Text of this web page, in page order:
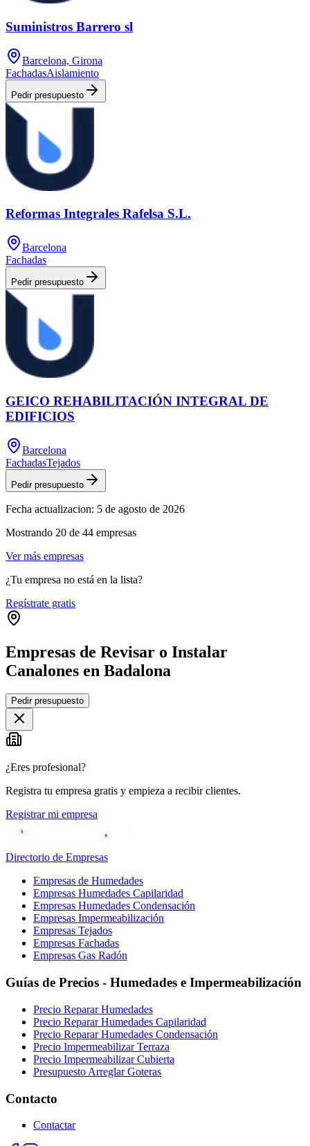
Suministros Barrero sl
Barcelona, Girona
FachadasAislamiento
Pedir presupuesto
Reformas Integrales Rafelsa S.L.
Barcelona
Fachadas
Pedir presupuesto
GEICO REHABILITACIÓN INTEGRAL DE
EDIFICIOS
Barcelona
FachadasTejados
Pedir presupuesto
Fecha actualizacion: 5 de agosto de 2026
Mostrando 20 de 44 empresas
Ver más empresas
¿Tu empresa no está en la lista?
Regístrate gratis
Empresas de Revisar o Instalar
Canalones en Badalona
+
−
Pedir presupuesto
¿Eres profesional?
Registra tu empresa gratis y empieza a recibir clientes.
Registrar mi empresa
Directorio de Empresas
Empresas de Humedades
Empresas Humedades Capilaridad
Empresas Humedades Condensación
Empresas Impermeabilización
Empresas Tejados
Empresas Fachadas
Empresas Gas Radón
Guías de Precios - Humedades e Impermeabilización
Precio Reparar Humedades
Precio Reparar Humedades Capilaridad
Precio Reparar Humedades Condensación
Precio Impermeabilizar Terraza
Precio Impermeabilizar Cubierta
Presupuesto Arreglar Goteras
Contacto
Contactar